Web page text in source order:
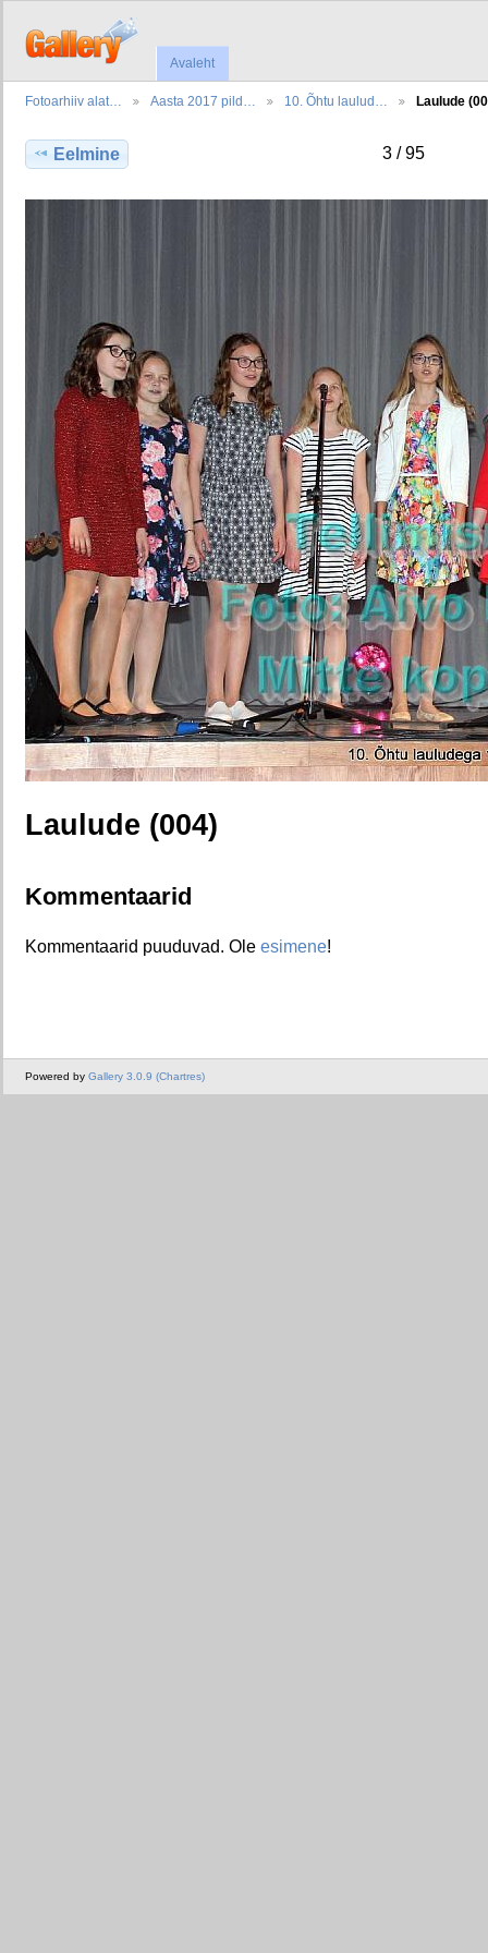
Avaleht
Fotoarhiiv alat… Aasta 2017 pild… 10. Õhtu laulud… Laulude
Eelmine 3 / 95
Laulude (004)
Kommentaarid
Kommentaarid puuduvad. Ole esimene!
Powered by Gallery 3.0.9 (Chartres)